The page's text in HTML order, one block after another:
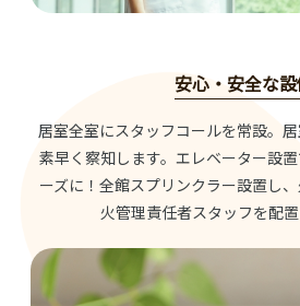
安心・安全な
居室全室にスタッフコールを常設。
素早く察知します。エレベーター設
ーズに！全館スプリンクラー設置し
火管理責任者スタッフを配置